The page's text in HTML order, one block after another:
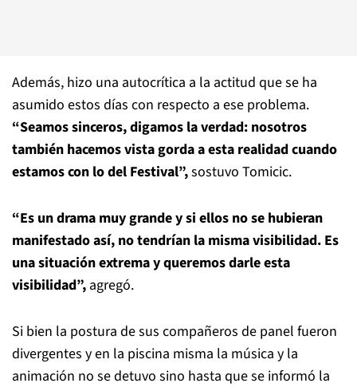
Además, hizo una autocrítica a la actitud que se ha
asumido estos días con respecto a ese problema.
“Seamos sinceros, digamos la verdad: nosotros
también hacemos vista gorda a esta realidad cuando
estamos con lo del Festival”,sostuvo Tomicic.
“Es un drama muy grande y si ellos no se hubieran
manifestado así, no tendrían la misma visibilidad. Es
una situación extrema y queremos darle esta
visibilidad”, agregó.
Si bien la postura de sus compañeros de panel fueron
divergentes y en la piscina misma la música y la
animación no se detuvo sino hasta que se informó la